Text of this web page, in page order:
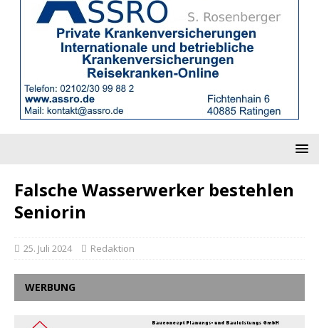
Falsche Wasserwerker bestehlen
Seniorin
25. Juli 2024 Redaktion
WERBUNG